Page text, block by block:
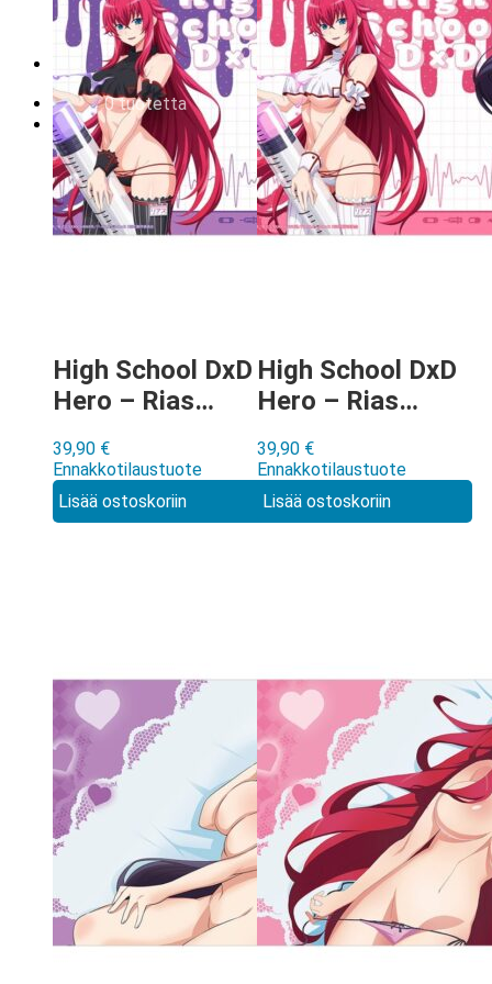
Tilauksen peruminen
Uutiskirje
EN
0,00€ 0 tuotetta
High School DxD
Hero – Rias
Akeno Himejima
Black Nurse
kumimatto
39,90 €
Ennakkotilaustuote
Lisää ostoskoriin
High School DxD
Hero – Rias
Akeno Himejima
White Nurse
kumimatto
39,90 €
Ennakkotilaustuote
Lisää ostoskoriin